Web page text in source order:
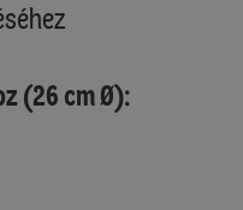
(26 cm Ø):